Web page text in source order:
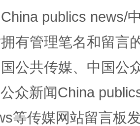
优化重塑工作
publics news/
有管理笔名和留言
公共传媒、中国公
众新闻China
等传媒网站留言板